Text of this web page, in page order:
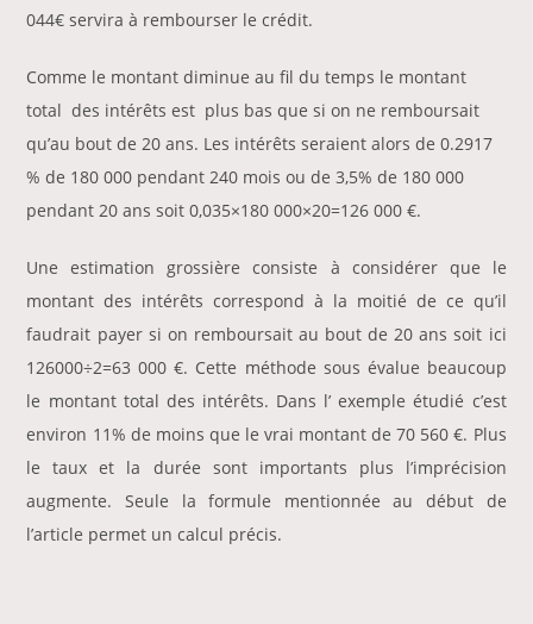
044€ servira à rembourser le crédit.
Comme le montant diminue au fil du temps le montant
total des intérêts est plus bas que si on ne remboursait
qu’au bout de 20 ans. Les intérêts seraient alors de 0.2917
% de 180 000 pendant 240 mois ou de 3,5% de 180 000
pendant 20 ans soit 0,035×180 000×20=126 000 €.
Une estimation grossière consiste à considérer que le
montant des intérêts correspond à la moitié de ce qu’il
faudrait payer si on remboursait au bout de 20 ans soit ici
126000÷2=63 000 €. Cette méthode sous évalue beaucoup
le montant total des intérêts. Dans l’ exemple étudié c’est
environ 11% de moins que le vrai montant de 70 560 €. Plus
le taux et la durée sont importants plus l’imprécision
augmente. Seule la formule mentionnée au début de
l’article permet un calcul précis.